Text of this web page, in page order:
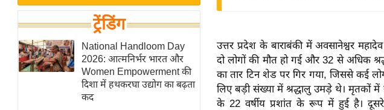
यंग इंडिया
साहित्य जगत
ऑटो वर्ल्ड
न्यूज ब्रीफ
मनोरंजन जगत
बॉलीवुड
ट्रेंडिंग
National Handloom Day
2026: आत्मनिर्भर भारत और
Women Empowerment की
दिशा में हथकरघा उद्योग का बढ़ता
कद
उत्तर प्रदेश के बाराबंकी में अवसानेश्वर
दो लोगों की मौत हो गईऔर 32 से अधिक
का तार टिन शेड पर गिर गया, जिससे कई
लिए बड़ी संख्या में श्रद्धालु उमड़े थे।मृतकों में
के 22 वर्षीय प्रशांत के रूप में हुई है। दूसरे